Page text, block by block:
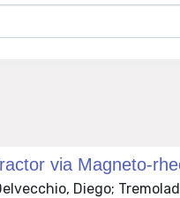
via Magneto-
Diego;